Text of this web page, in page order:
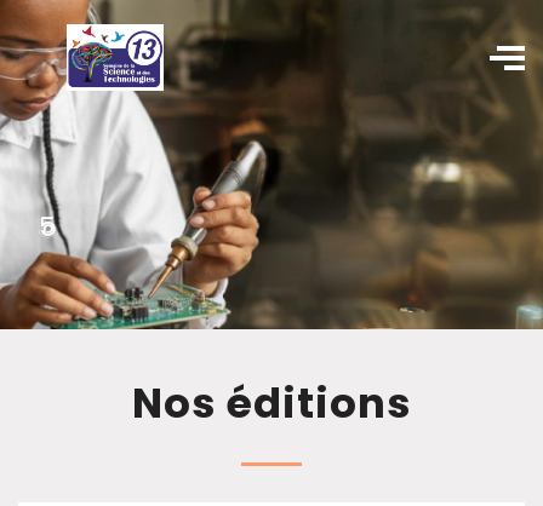
Nos éditions